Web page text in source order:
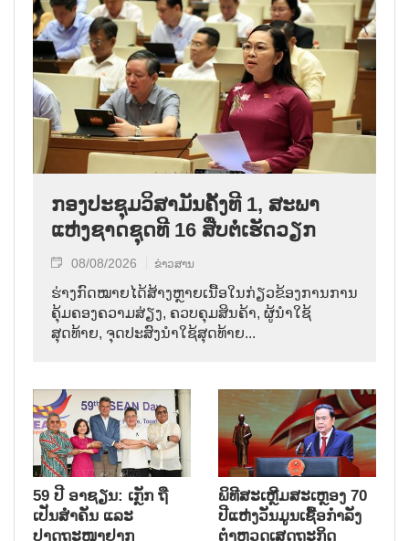
ກອງປະຊຸມວິສາມັນຄັ້ງທີ 1, ສະພາ
ແຫ່ງຊາດຊຸດທີ 16 ສືບຕໍ່ເຮັດວຽກ
08/08/2026 ຂ່າວສານ
ຮ່າງກົດໝາຍໄດ້ສ້າງຫຼາຍເນື້ອໃນກ່ຽວຂ້ອງການການ
ຄຸ້ມຄອງຄວາມສ່ຽງ, ຄວບຄຸມສິນຄ້າ, ຜູ້ນຳໃຊ້
ສຸດທ້າຍ, ຈຸດປະສົງນຳໃຊ້ສຸດທ້າຍ...
59 ປີ ອາຊຽນ: ເກຼັກ ຖື
ເປັນສຳຄັນ ແລະ
ປາດຖະໜາຢາກ
ພິທີສະເຫຼີມສະເຫຼອງ 70
ປີແຫ່ງວັນມູນເຊື້ອກຳລັງ
ຕຳຫຼວດເສດຖະກິດ